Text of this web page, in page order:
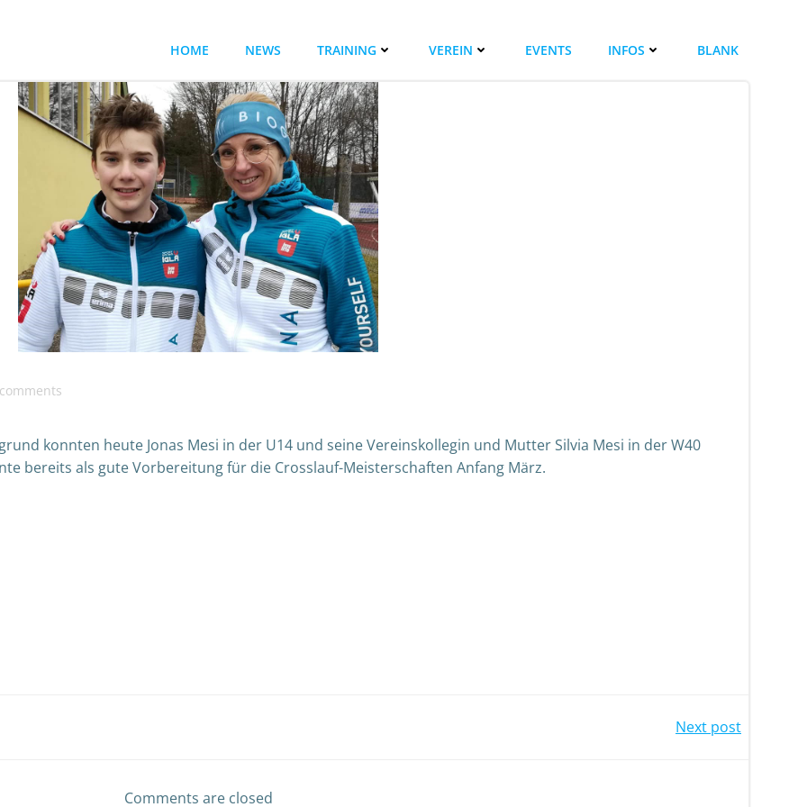
HOME NEWS TRAINING VEREIN EVENTS INFOS BLANK
comments
konnten heute Jonas Mesi in der U14 und seine Vereinskollegin und Mutter Silvia Mesi in der W40
bereits als gute Vorbereitung für die Crosslauf-Meisterschaften Anfang März.
navigation
Next post
Comments are closed